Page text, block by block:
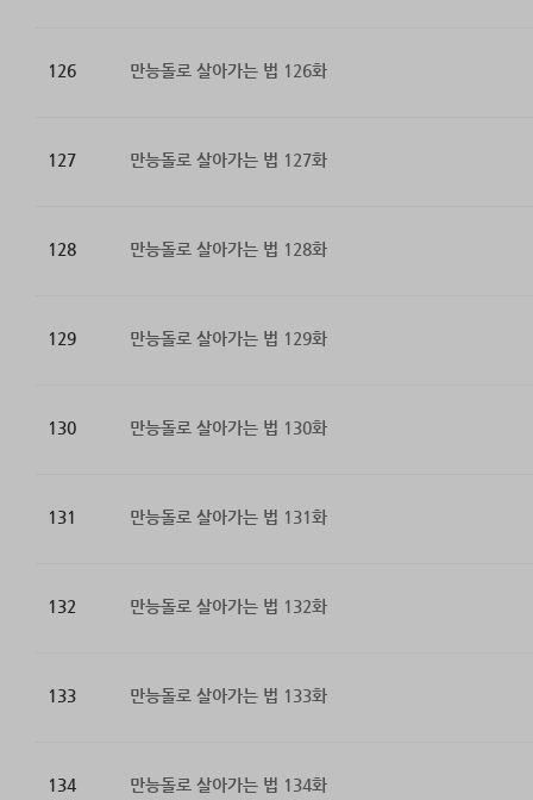
126 만능돌로 살아가는 법 126화
127 만능돌로 살아가는 법 127화
128 만능돌로 살아가는 법 128화
129 만능돌로 살아가는 법 129화
130 만능돌로 살아가는 법 130화
131 만능돌로 살아가는 법 131화
132 만능돌로 살아가는 법 132화
133 만능돌로 살아가는 법 133화
134 만능돌로 살아가는 법 134화